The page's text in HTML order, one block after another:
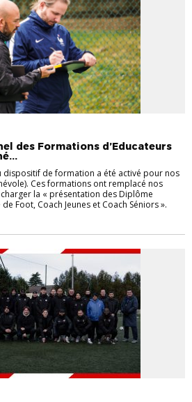
des Formations d’Educateurs
dispositif de formation a été activé pour nos
Ces formations ont remplacé nos
la « présentation des Diplôme
Foot, Coach Jeunes et Coach Séniors ».